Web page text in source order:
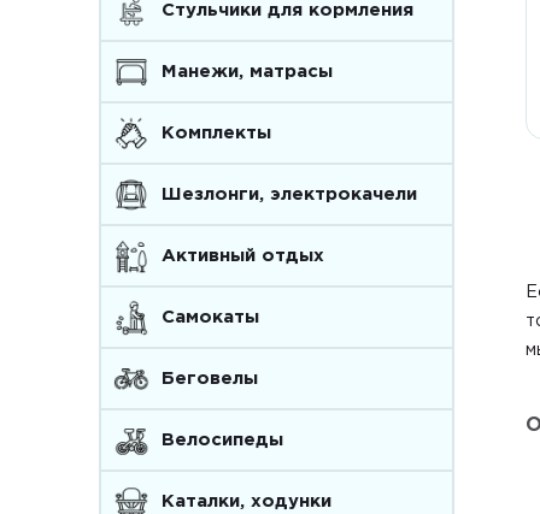
Стульчики для кормления
Манежи, матрасы
Комплекты
Шезлонги, электрокачели
Активный отдых
Самокаты
Беговелы
Велосипеды
Каталки, ходунки